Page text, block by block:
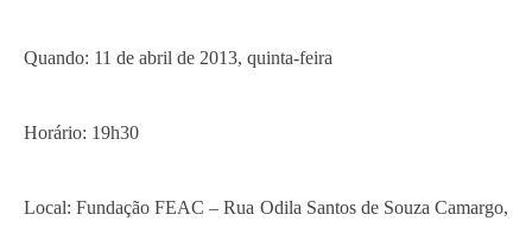
Quando: 11 de abril de 2013, quinta-feira
Horário: 19h30
Local: Fundação FEAC – Rua Odila Santos de Souza Camargo,